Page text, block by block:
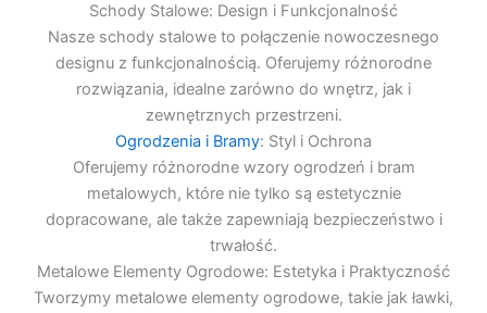
Schody Stalowe: Design i Funkcjonalność
Nasze schody stalowe to połączenie nowoczesnego
designu z funkcjonalnością. Oferujemy różnorodne
rozwiązania, idealne zarówno do wnętrz, jak i
zewnętrznych przestrzeni.
Ogrodzenia i Bramy: Styl i Ochrona
Oferujemy różnorodne wzory ogrodzeń i bram
metalowych, które nie tylko są estetycznie
dopracowane, ale także zapewniają bezpieczeństwo i
trwałość.
Metalowe Elementy Ogrodowe: Estetyka i Praktyczność
Tworzymy metalowe elementy ogrodowe, takie jak ławki,